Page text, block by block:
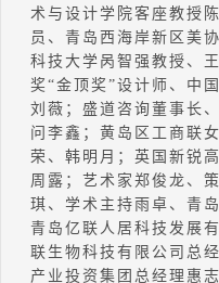
术与设计学院客座教授
员、青岛西海岸新区美
科技大学呙智强教授、
奖“金顶奖”设计师、中
刘薇；盛道咨询董事长
问李鑫；黄岛区工商联
荣、韩明月；英国新锐
周露；艺术家郑俊龙、
琪、学术主持雨卓、青
青岛亿联人居科技发展
联生物科技有限公司总
产业投资集团总经理惠